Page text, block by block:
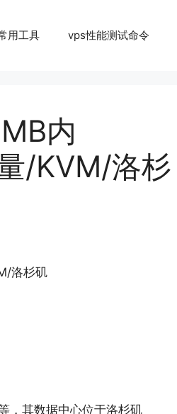
用工具 vps性能测试命令
内
/KVM/洛杉
洛杉矶
，其数据中心位于洛杉矶